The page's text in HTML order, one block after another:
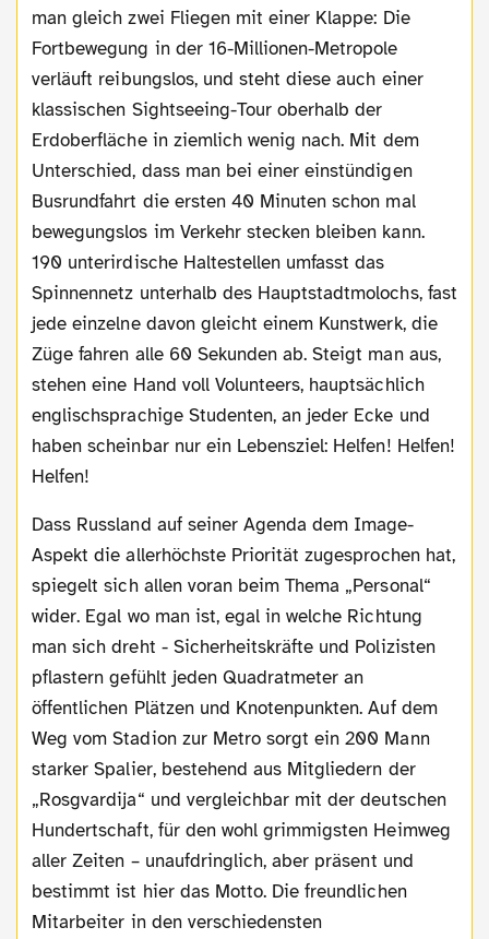
man gleich zwei Fliegen mit einer Klappe: Die
Fortbewegung in der 16-Millionen-Metropole
verläuft reibungslos, und steht diese auch einer
klassischen Sightseeing-Tour oberhalb der
Erdoberfläche in ziemlich wenig nach. Mit dem
Unterschied, dass man bei einer einstündigen
Busrundfahrt die ersten 40 Minuten schon mal
bewegungslos im Verkehr stecken bleiben kann.
190 unterirdische Haltestellen umfasst das
Spinnennetz unterhalb des Hauptstadtmolochs, fast
jede einzelne davon gleicht einem Kunstwerk, die
Züge fahren alle 60 Sekunden ab. Steigt man aus,
stehen eine Hand voll Volunteers, hauptsächlich
englischsprachige Studenten, an jeder Ecke und
haben scheinbar nur ein Lebensziel: Helfen! Helfen!
Helfen!
Dass Russland auf seiner Agenda dem Image-
Aspekt die allerhöchste Priorität zugesprochen hat,
spiegelt sich allen voran beim Thema „Personal“
wider. Egal wo man ist, egal in welche Richtung
man sich dreht - Sicherheitskräfte und Polizisten
pflastern gefühlt jeden Quadratmeter an
öffentlichen Plätzen und Knotenpunkten. Auf dem
Weg vom Stadion zur Metro sorgt ein 200 Mann
starker Spalier, bestehend aus Mitgliedern der
„Rosgvardija“ und vergleichbar mit der deutschen
Hundertschaft, für den wohl grimmigsten Heimweg
aller Zeiten – unaufdringlich, aber präsent und
bestimmt ist hier das Motto. Die freundlichen
Mitarbeiter in den verschiedensten